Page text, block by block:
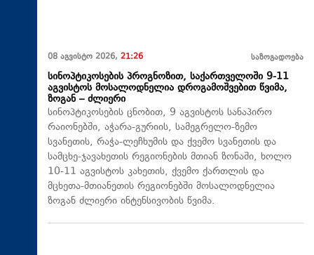
08 აგვისტო 2026, 21:26 საზოგადოება
სინოპტიკოსების პროგნოზით, საქართველოში 9-11
აგვისტოს მოსალოდნელია დროგამოშვებით წვიმა,
ზოგან – ძლიერი
სინოპტიკოსების ცნობით, 9 აგვისტოს სანაპირო
რაიონებში, აჭარა-გურიის, სამეგრელო-ზემო
სვანეთის, რაჭა-ლეჩხუმის და ქვემო სვანეთის და
სამცხე-ჯავახეთის რეგიონების მთიან ზონაში, ხოლო
10-11 აგვისტოს კახეთის, ქვემო ქართლის და
მცხეთა-მთიანეთის რეგიონებში მოსალოდნელია
ზოგან ძლიერი ინტენსივობის წვიმა.